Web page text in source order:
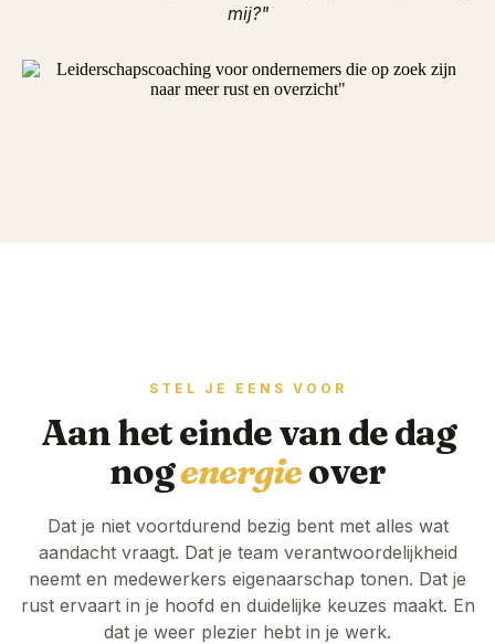
mij?"
STEL JE EENS VOOR
Aan het einde van de dag
nogenergieover
Dat je niet voortdurend bezig bent met alles wat
aandacht vraagt. Dat je team verantwoordelijkheid
neemt en medewerkers eigenaarschap tonen. Dat je
rust ervaart in je hoofd en duidelijke keuzes maakt. En
dat je weer plezier hebt in je werk.